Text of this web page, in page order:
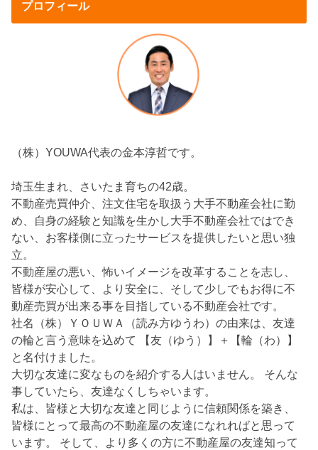
プロフィール
（株）YOUWA代表の金本淳哲です。
埼玉生まれ、さいたま育ちの42歳。
不動産売買仲介、注文住宅を取扱う大手不動産会社に勤
め、自身の経験と知識を生かし大手不動産会社ではでき
ない、お客様側に立ったサービスを提供したいと思い独
立。
不動産屋の悪い、怖いイメージを改革することを志し、
皆様が安心して、より安全に、そして少しでもお得に不
動産売買が出来る事を目指している不動産会社です。
社名（株）ＹＯＵＷＡ（読み方ゆうわ）の由来は、友達
の輪と言う意味を込めて 【友（ゆう）】＋【輪（わ）】
と名付けました。
大切な友達に変なものを紹介する人はいません。 そんな
事していたら、友達なくしちゃいます。
私は、皆様と大切な友達と同じように信頼関係を築き、
皆様にとって最高の不動産屋の友達になれればと思って
います。 そして、より多くの方に不動産屋の友達知って